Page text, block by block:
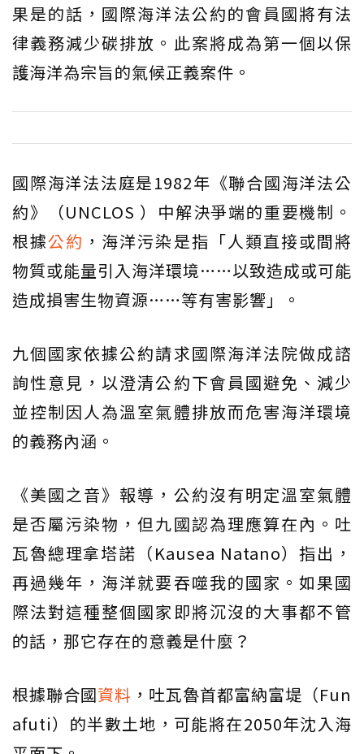
果是的話，國際海洋法公約的會員國將有法
律義務減少碳排放。此案將成為第一個以保
護海洋為宗旨的氣候正義案件。
國際海洋法法庭是1982年《聯合國海洋法公
約》（UNCLOS ）中解決爭端的重要機制。
根據公約 ，海洋污染是指「人類直接或間將
物質或能量引入海洋環境……以致造成或可能
造成損害生物資源……等有害影響」。
九個國家依據公約請求國際海洋法院做成諮
詢性意見，以澄清公約下會員國避免、減少
並控制因人為溫室氣體排放而危害海洋環境
的義務內涵。
《美國之音》報導，公約沒有明定溫室氣體
是否屬污染物，但九國認為理應算在內。吐
瓦魯總理拿塔諾（Kausea Natano）指出，
再過幾年，海洋就要吞噬我的國家。如果國
際法對這種整個國家即將沉沒的大事都不管
的話，那它存在的意義是什麼？
根據聯合國資料 ，吐瓦魯首都富納富堤（Fun
afuti）的半數土地，可能將在2050年沈入海